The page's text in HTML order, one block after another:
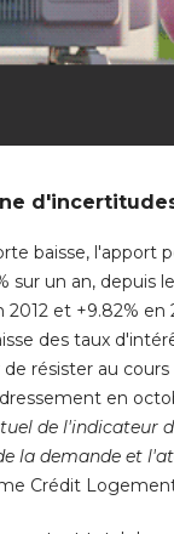
baisse, l'apport
sur un an, depuis
2012 et +9.82% en
des taux
résister au cours
en
de l'indicateur
la demande et
Crédit